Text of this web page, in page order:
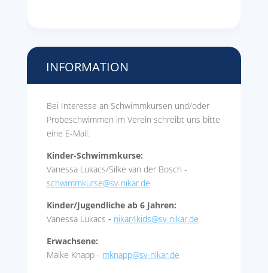
INFORMATION
Bei Interesse an Schwimmkursen und/oder
Probeschwimmen im Verein schreibt uns bitte
eine E-Mail:
Kinder-Schwimmkurse:
Vanessa Lukacs/Silke van der Bosch -
schwimmkurse@sv-nikar.de
Kinder/Jugendliche ab 6 Jahren:
Vanessa Lukacs - nikar4kids@sv-nikar.de
Erwachsene:
Maike Knapp - mknapp@sv-nikar.de